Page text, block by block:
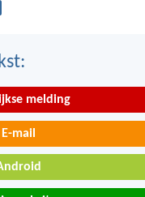
melding
E-mail